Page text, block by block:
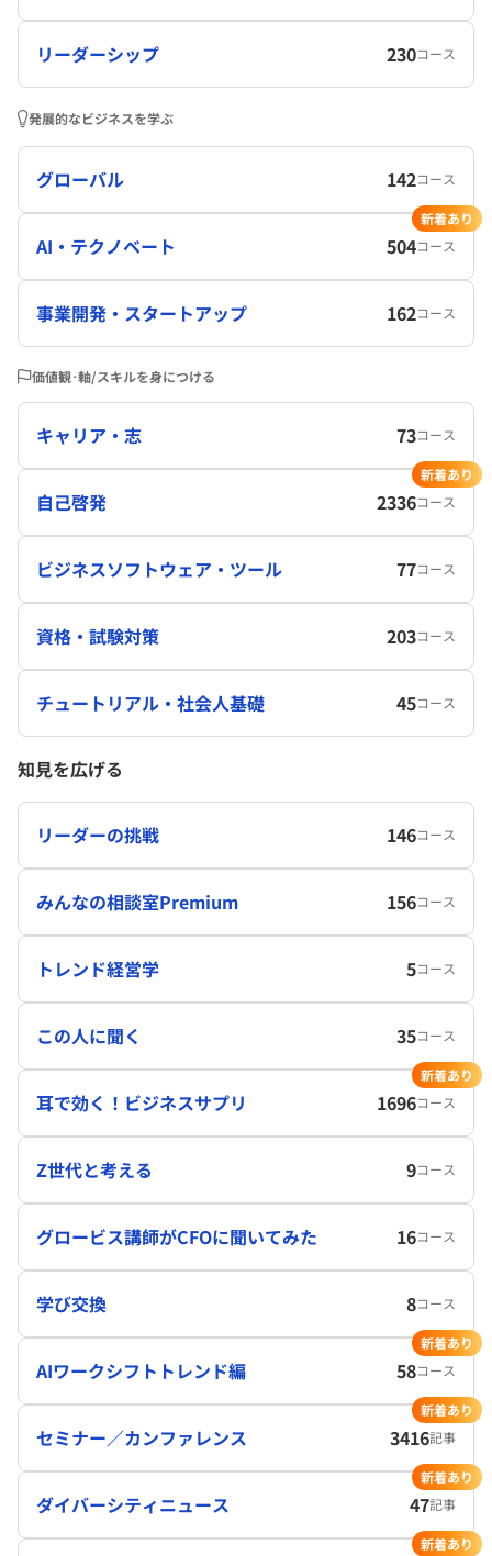
リーダーシップ 230コース
発展的なビジネスを学ぶ
グローバル 142コース
AI・テクノベート 504コース
新着あり
事業開発・スタートアップ 162コース
価値観･軸/スキルを身につける
キャリア・志 73コース
自己啓発 2336コース
新着あり
ビジネスソフトウェア・ツール 77コース
資格・試験対策 203コース
チュートリアル・社会人基礎 45コース
知見を広げる
リーダーの挑戦 146コース
みんなの相談室Premium 156コース
トレンド経営学 5コース
この人に聞く 35コース
耳で効く！ビジネスサプリ 1696コース
新着あり
Z世代と考える 9コース
グロービス講師がCFOに聞いてみた 16コース
学び交換 8コース
AIワークシフトトレンド編 58コース
新着あり
セミナー／カンファレンス 3416記事
新着あり
ダイバーシティニュース 47記事
新着あり
新着あり